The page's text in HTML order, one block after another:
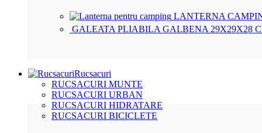
LANTERNA
GALEATA PLIABILA GALBENA 29X29X28
Rucsacuri
RUCSACURI MUNTE
RUCSACURI URBAN
RUCSACURI HIDRATARE
RUCSACURI BICICLETE